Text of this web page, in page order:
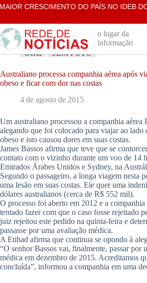
Pular
o
conteúdo
CRESCIMENTO DO PAÍS NO IDEB DO
o lugar da
informação
Geral
SEM FOTO
Australiano processa companhia aérea após
obeso e ficar com dor nas costas
4 de agosto de 2015
Um australiano processou a companhia
alegando que foi colocado para viajar ao lado
obeso e isto causou dores em suas costas.
James Bassos afirma que teve que se
contato com o vizinho durante um voo de 14
Emirados Árabes Unidos e Sydney, na
Segundo o passageiro, a longa viagem nesta
uma lesão em suas costas. Ele quer uma
dólares australianos (cerca de R$ 552 mil).
O processo foi aberto em 2012 e a companhia
tentado fazer com que o caso fosse rejeitado
juiz rejeitou este pedido na quinta-feira e
passasse por uma avaliação médica.
A Etihad afirma que continua se opondo à
“O senhor Bassos vai, finalmente, passar por
médica em dezembro de 2015. Acreditamos
concluída”, informou a companhia em uma